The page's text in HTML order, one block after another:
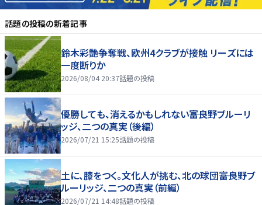
話題の投稿の新着記事
鈴木彩艶争奪戦、欧州4クラブが接触 リーズには
一度断りか
2026/08/04 20:37話題の投稿
優勝しても、消えるかもしれない――富良野ブルーリ
ッジ、二つの真実（後編）
2026/07/21 15:25話題の投稿
土に、膝をつく。文化人が挑む、北の球団――富良野ブ
ルーリッジ、二つの真実（前編）
2026/07/21 14:48話題の投稿